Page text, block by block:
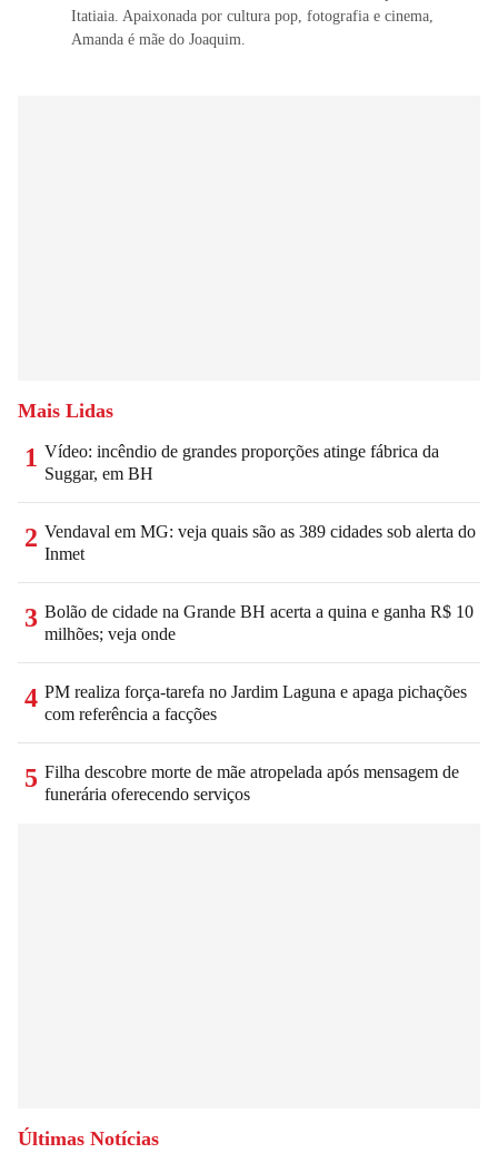
Itatiaia. Apaixonada por cultura pop, fotografia e cinema,
Amanda é mãe do Joaquim.
Mais Lidas
1 Vídeo: incêndio de grandes proporções atinge fábrica da
Suggar, em BH
2 Vendaval em MG: veja quais são as 389 cidades sob alerta do
Inmet
3 Bolão de cidade na Grande BH acerta a quina e ganha R$ 10
milhões; veja onde
4 PM realiza força-tarefa no Jardim Laguna e apaga pichações
com referência a facções
5 Filha descobre morte de mãe atropelada após mensagem de
funerária oferecendo serviços
Últimas Notícias